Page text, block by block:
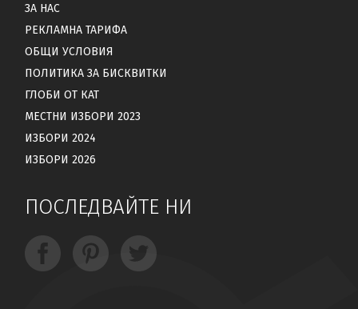
ЗА НАС
РЕКЛАМНА ТАРИФА
ОБЩИ УСЛОВИЯ
ПОЛИТИКА ЗА БИСКВИТКИ
ГЛОБИ ОТ КАТ
МЕСТНИ ИЗБОРИ 2023
ИЗБОРИ 2024
ИЗБОРИ 2026
ПОСЛЕДВАЙТЕ НИ